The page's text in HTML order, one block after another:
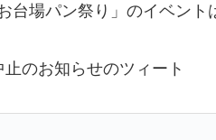
台場パン祭り」のイベント
のお知らせのツィート